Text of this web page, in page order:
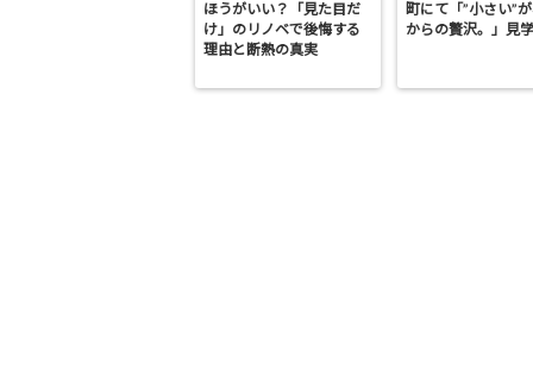
ほうがいい？「見た目だ
け」のリノベで後悔する
理由と断熱の真実
町にて「”小さい”
からの贅沢。」見